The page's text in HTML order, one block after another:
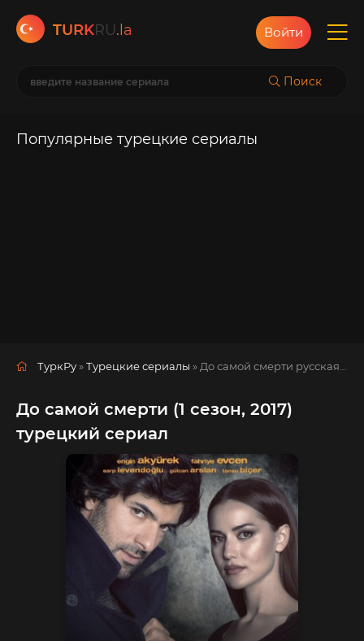
TURKRU.la
Поиск
Войти
Популярные турецкие сериалы
ТуркРу »Турецкие сериалы » До самой смерти русская озвучка смотреть полностью онлайн!
До самой смерти (1 сезон, 2017)
турецкий сериал